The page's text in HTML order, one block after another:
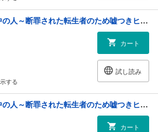
悪役令嬢の中の人～断罪された転生者のため嘘つきヒロインに復讐いたします～: 5【イラスト特典付】
カート
試し読み
する
悪役令嬢の中の人～断罪された転生者のため嘘つきヒロインに復讐いたします～: 6【イラスト特典付】
カート